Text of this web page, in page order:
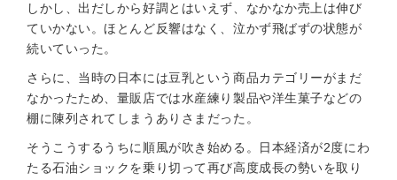
しかし、出だしから好調とはいえず、なかなか売上は伸び
ていかない。ほとんど反響はなく、泣かず飛ばずの状態が
続いていった。
さらに、当時の日本には豆乳という商品カテゴリーがまだ
なかったため、量販店では水産練り製品や洋生菓子などの
棚に陳列されてしまうありさまだった。
そうこうするうちに順風が吹き始める。日本経済が2度にわ
たる石油ショックを乗り切って再び高度成長の勢いを取り